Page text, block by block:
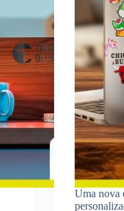
Uma nova